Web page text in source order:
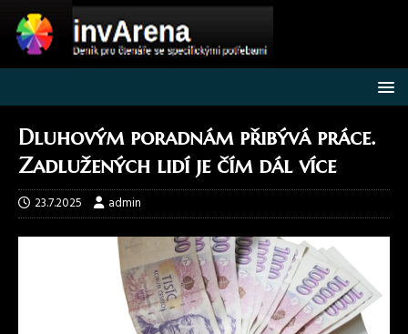
Dluhovým poradnám přibývá práce.
Zadlužených lidí je čím dál více
23.7.2025 admin